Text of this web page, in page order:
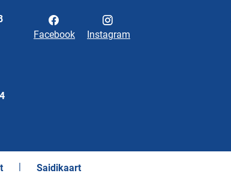
Facebook Instagram
Saidikaart